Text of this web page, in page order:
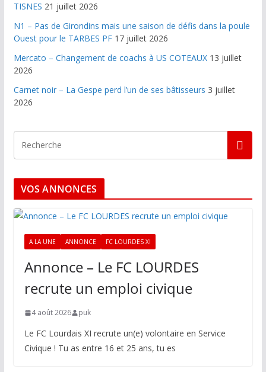
TISNES 21 juillet 2026
N1 – Pas de Girondins mais une saison de défis dans la poule
Ouest pour le TARBES PF 17 juillet 2026
Mercato – Changement de coachs à US COTEAUX 13 juillet
2026
Carnet noir – La Gespe perd l’un de ses bâtisseurs 3 juillet
2026
VOS ANNONCES
A LA UNE ANNONCE FC LOURDES XI
Annonce – Le FC LOURDES
recrute un emploi civique
4 août 2026 puk
Le FC Lourdais XI recrute un(e) volontaire en Service
Civique ! Tu as entre 16 et 25 ans, tu es